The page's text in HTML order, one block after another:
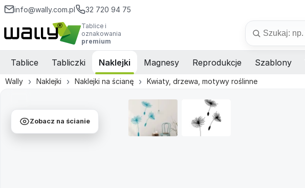
info@wally.com.pl 32 720 94 75
Tablice i
oznakowania
premium
Tablice Tabliczki Naklejki Magnesy Reprodukcje Szablony
Wally Naklejki Naklejki na ścianę Kwiaty, drzewa, motywy roślinne
Zobacz na ścianie